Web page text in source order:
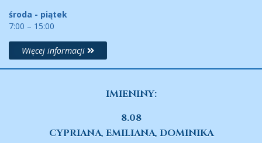
środa - piątek
7:00 – 15:00
Więcej informacji
IMIENINY:
8.08
CYPRIANA, EMILIANA, DOMINIKA